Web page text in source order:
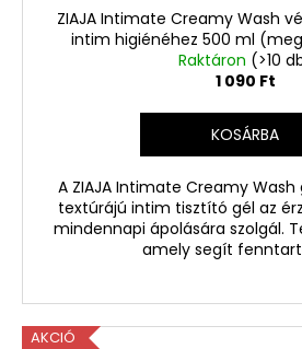
ZIAJA Intimate Creamy Wash
intim higiénéhez 500 ml
Raktáron (>10
1 090 Ft
KOSÁRBA
A ZIAJA Intimate Creamy
textúrájú intim tisztító gél az
mindennapi ápolására szolgál.
amely segít
AKCIÓ